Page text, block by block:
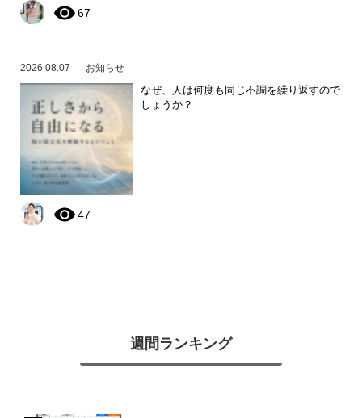
67
2026.08.07 お知らせ
なぜ、人は何度も同じ不調を繰り返すので
しょうか？
47
週間ランキング